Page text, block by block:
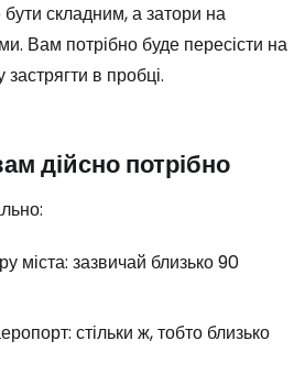
складним, а затори на
Вам потрібно буде пересісти на
в пробці.
дійсно потрібно
міста: зазвичай близько 90
стільки ж, тобто близько